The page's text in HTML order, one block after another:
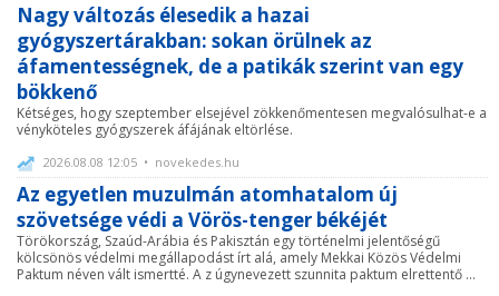
Nagy változás élesedik a hazai
gyógyszertárakban: sokan örülnek az
áfamentességnek, de a patikák szerint van egy
bökkenő
Kétséges, hogy szeptember elsejével zökkenőmentesen megvalósulhat-e a
vényköteles gyógyszerek áfájának eltörlése.
2026.08.08 12:05 • novekedes.hu
Az egyetlen muzulmán atomhatalom új
szövetsége védi a Vörös-tenger békéjét
Törökország, Szaúd-Arábia és Pakisztán egy történelmi jelentőségű
kölcsönös védelmi megállapodást írt alá, amely Mekkai Közös Védelmi
Paktum néven vált ismertté. A z úgynevezett szunnita paktum elrettentő ...